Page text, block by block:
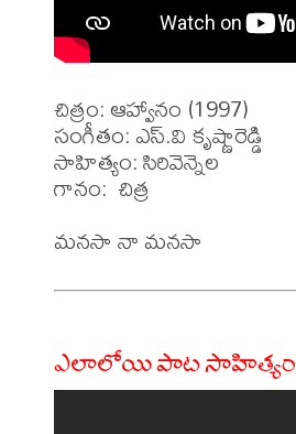
చిత్రం: ఆహ్వానం (1997)
సంగీతం: ఎస్.వి కృష్ణారెడ్డి
సాహిత్యం: సిరివెన్నెల
గానం:  చిత్ర
ఎలాలోయి పాట సాహిత్యం